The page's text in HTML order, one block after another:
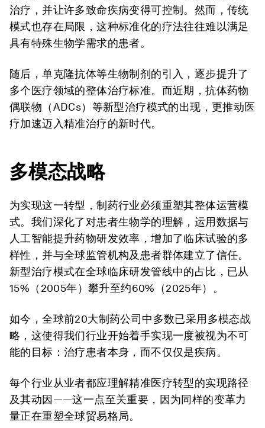
治疗，并让许多致命疾病变得可控制。然而，传统
模式也存在局限，这种标准化的疗法往往难以满足
具有特殊生物学需求的患者。
随后，单克隆抗体等生物制剂的引入，逐步提升了
多个医疗领域的整体治疗标准。而近期，抗体药物
偶联物（ADCs）等新型治疗模式的出现，更推动医
疗加速迈入精准治疗的新时代。
多模态战略
为实现这一转型，制药行业必须重塑其整体运营模
式。我们深化了对患者生物学的理解，运用数据与
人工智能提升药物研发效率，增加了临床试验的多
样性，并与全球监管机构及患者群体建立了信任。
新型治疗模式在全球临床研发管线中的占比，已从
15%（2005年）攀升至约60%（2025年）。
如今，全球前20大制药公司中多数已采用多模态战
略，这使得我们行业开始着手实现一度被视为不可
能的目标：治疗患者本身，而不仅仅是疾病。
每个行业从业者都应理解精准医疗转型的实现路径
及其动因——这一点至关重要，因为同样的变革力
量正在重塑全球贸易格局。